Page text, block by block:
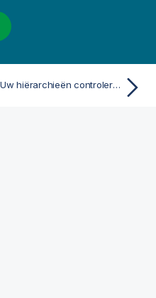
Uw hiërarchieën controleren